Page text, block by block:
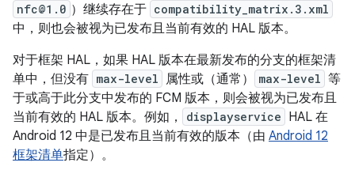
nfc@1.0 ）继续存在于 compatibility_matrix.3.xml
中，则也会被视为已发布且当前有效的 HAL 版本。
对于框架 HAL，如果 HAL 版本在最新发布的分支的框架清
单中，但没有 max-level 属性或（通常） max-level 等
于或高于此分支中发布的 FCM 版本，则会被视为已发布且
当前有效的 HAL 版本。例如，
displayservice HAL 在
Android 12 中是已发布且当前有效的版本（由 Android 12
框架清单指定）。